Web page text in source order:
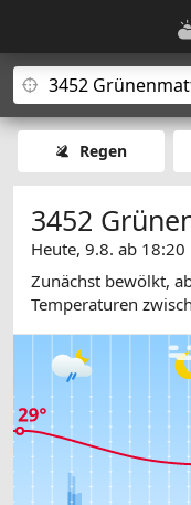
Regen
3452
Heute, 9.8. ab 18:20
Zunächst bewölkt,
Temperaturen